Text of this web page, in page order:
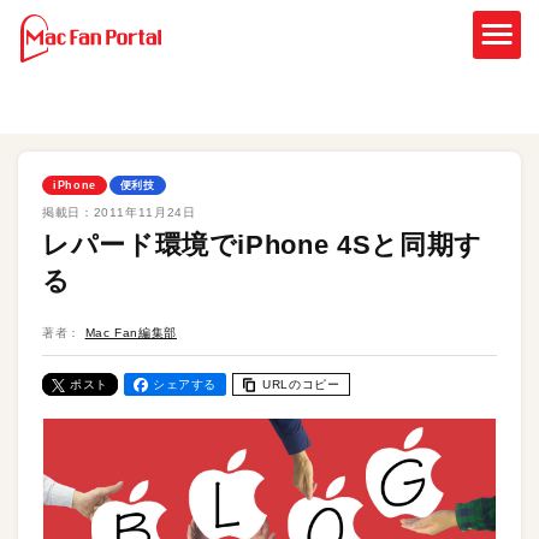
iPhone 便利技
掲載日： 2011年11月24日
レパード環境でiPhone 4Sと同期す
る
著者： Mac Fan編集部
ポスト シェアする URLのコピー